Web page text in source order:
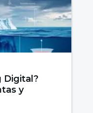
Digital?
y